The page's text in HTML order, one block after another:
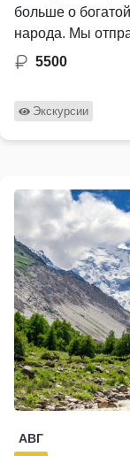
больше о
народа. Мы
5500
Экскурсии
АВГ